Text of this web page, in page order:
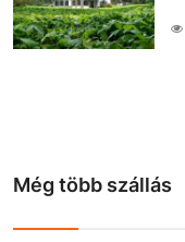
Még több szállás